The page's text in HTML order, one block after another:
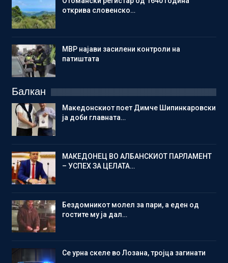
открива словенско…
МВР најави засилени контроли на
патиштата
Балкан
Македонскиот поет Димче Шипинкаровски
ја доби главната…
МАКЕДОНЕЦ ВО АЛБАНСКИОТ ПАРЛАМЕНТ
– УСПЕХ ЗА ЦЕЛАТА…
Бездомникот молел за пари, а еден од
гостите му ја дал…
Се урна скеле во Лозана, тројца загинати